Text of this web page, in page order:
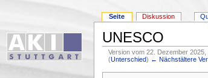
UNESCO
Version vom 22. Dezember
(Unterschied) ← Nächstältere
Seite Diskussion